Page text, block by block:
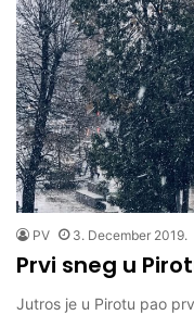
PV 3. December 2019.
Prvi sneg u
Jutros je u Pirotu pao